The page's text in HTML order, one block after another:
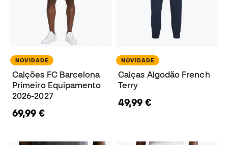
NOVIDADE
Calções FC Barcelona
Primeiro Equipamento
2026-2027
69,99 €
NOVIDADE
Calças Algodão French
Terry
49,99 €